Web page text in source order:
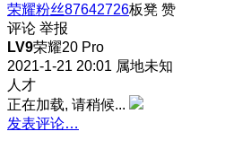
荣耀粉丝87642726板凳 赞
评论 举报
LV9荣耀20 Pro
2021-1-21 20:01 属地未知
人才
正在加载, 请稍候...
发表评论…